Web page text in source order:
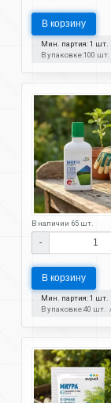
В корзину
Мин. партия: 1 шт.
В упаковке:100 шт.
В наличии 65 шт.
-
В корзину
Мин. партия: 1 шт.
В упаковке:40 шт.